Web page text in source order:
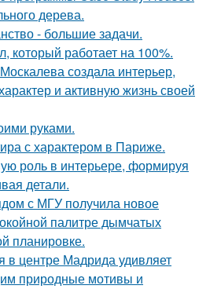
дерева.
- большие задачи.
который работает на 100%.
создала интерьер,
и активную жизнь своей
руками.
с характером в Париже.
роль в интерьере, формируя
детали.
с МГУ получила новое
палитре дымчатых
планировке.
в центре Мадрида удивляет
природные мотивы и